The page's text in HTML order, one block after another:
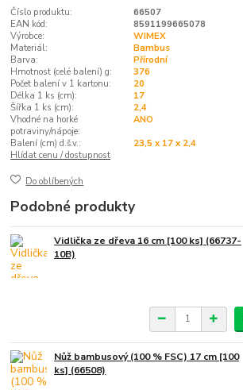
Číslo produktu:
66507
EAN kód:
8591199665078
Výrobce:
WIMEX
Materiál:
Bambus
Barva:
Přírodní
Hmotnost (celé balení) g:
376
Počet balení v 1 kartonu:
20
Délka 1 ks (cm):
17
Šířka 1 ks (cm):
2,4
Vhodné na horké
potraviny/nápoje:
ANO
Balení (cm) d.š.v.:
23,5 x 17 x 2,4
Hlídat cenu / dostupnost
Do oblíbených
Podobné produkty
Vidlička ze dřeva 16 cm [100 ks] (66737-
10B)
Nůž bambusový (100 % FSC) 17 cm [100
ks] (66508)